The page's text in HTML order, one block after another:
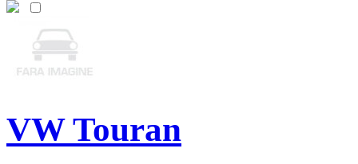
VW Touran